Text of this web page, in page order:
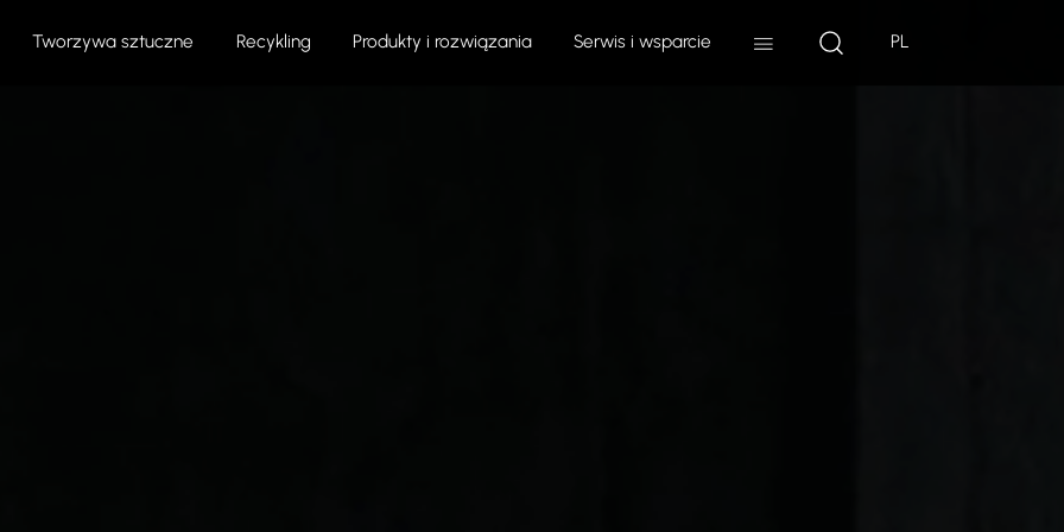
Tworzywa sztuczne Recykling Produkty i rozwiązania Serwis i wsparcie PL